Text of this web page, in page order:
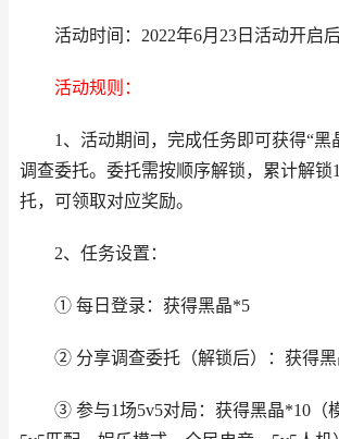
活动时间：2022年6月23日活动开启后
活动规则：
1、活动期间，完成任务即可获得“黑
调查委托。委托需按顺序解锁，累计解锁
托，可领取对应奖励。
2、任务设置：
① 每日登录：获得黑晶*5
② 分享调查委托（解锁后）：获得黑
③ 参与1场5v5对局：获得黑晶*10（模